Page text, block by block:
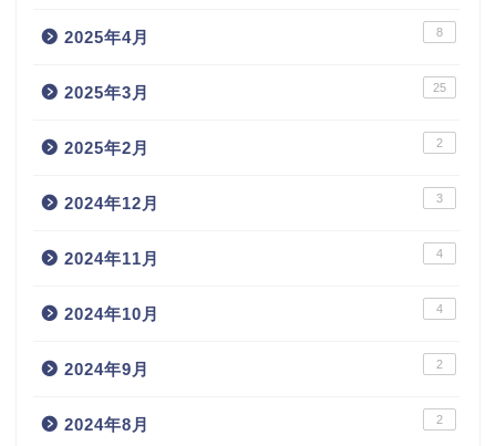
2025年4月 8
2025年3月 25
2025年2月 2
2024年12月 3
2024年11月 4
2024年10月 4
2024年9月 2
2024年8月 2